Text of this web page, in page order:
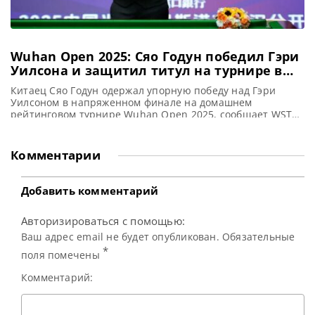
Wuhan Open 2025: Сяо Годун победил Гэри
Уилсона и защитил титул на турнире в
Ухани
Китаец Сяо Годун одержал упорную победу над Гэри
Уилсоном в напряженном финале на домашнем
рейтинговом турнире Wuhan Open 2025, сообщает WST
триумфально защитил свой титул Wuhan Open под
ликование местных болельщиков. Первый рейтинговый
титул Сяо ждал долгих 17 лет.
Комментарии
Добавить комментарий
Авторизироваться с помощью:
Ваш адрес email не будет опубликован. Обязательные
поля помечены *
Комментарий: